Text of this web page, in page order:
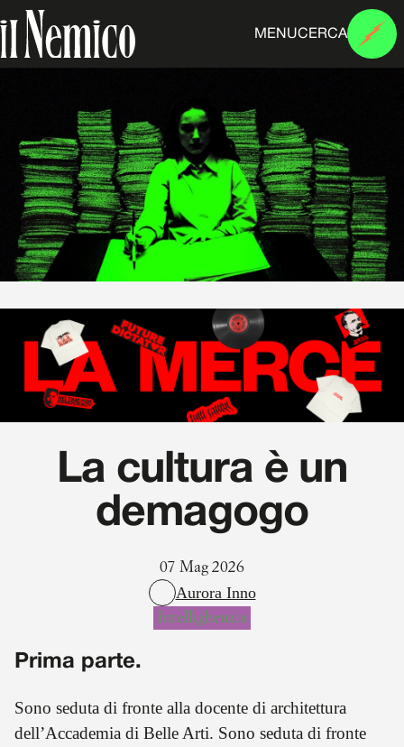
MENUCERCA
La cultura è un
demagogo
07 Mag 2026
Aurora Inno
Intellighenzia
Prima parte.
Sono seduta di fronte alla docente di architettura
dell’Accademia di Belle Arti. Sono seduta di fronte